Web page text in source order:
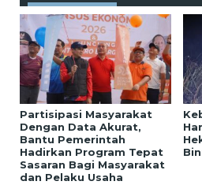
Partisipasi Masyarakat
Dengan Data Akurat,
Bantu Pemerintah
Hadirkan Program Tepat
Sasaran Bagi Masyarakat
dan Pelaku Usaha